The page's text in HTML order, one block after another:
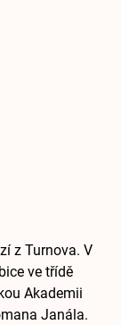
z Turnova. V
ve třídě
Akademii
Janála.